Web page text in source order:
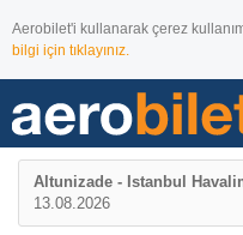
Aerobilet'i kullanarak çerez
bilgi için tıklayınız.
Altunizade - Istanbul
13.08.2026